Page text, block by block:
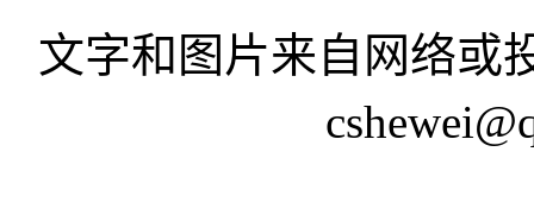
文字和图片来自网络或